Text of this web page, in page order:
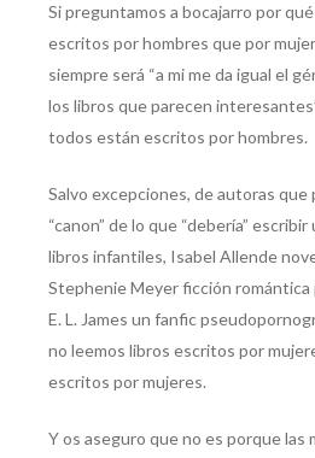
Si preguntamos a bocajarro por
escritos por hombres que por
siempre será “a mi me da igual el
los libros que parecen
todos están escritos por hombres.
Salvo excepciones, de autoras
“canon” de lo que “debería”
libros infantiles, Isabel Allende
Stephenie Meyer ficción romántica
E. L. James un fanfic
no leemos libros escritos por
escritos por mujeres.
Y os aseguro que no es porque las